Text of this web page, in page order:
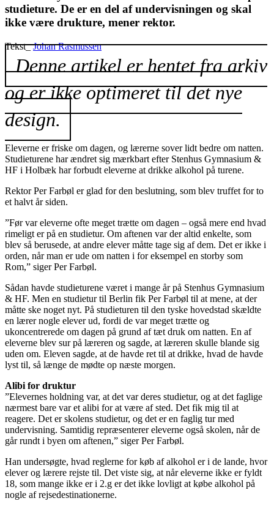
studieture. De er en del af undervisningen og skal
ikke være drukture, mener rektor.
Tekst_Johan Rasmussen
Denne artikel er hentet fra arkiv
og er ikke optimeret til det nye
design.
Eleverne er friske om dagen, og lærerne sover lidt bedre om natten.
Studieturene har ændret sig mærkbart efter Stenhus Gymnasium &
HF i Holbæk har forbudt eleverne at drikke alkohol på turene.
Rektor Per Farbøl er glad for den beslutning, som blev truffet for to
et halvt år siden.
”Før var eleverne ofte meget trætte om dagen – også mere end hvad
rimeligt er på en studietur. Om aftenen var der altid enkelte, som
blev så berusede, at andre elever måtte tage sig af dem. Det er ikke i
orden, når man er ude om natten i for eksempel en storby som
Rom,” siger Per Farbøl.
Sådan havde studieturene været i mange år på Stenhus Gymnasium
& HF. Men en studietur til Berlin fik Per Farbøl til at mene, at der
måtte ske noget nyt. På studieturen til den tyske hovedstad skældte
en lærer nogle elever ud, fordi de var meget trætte og
ukoncentrerede om dagen på grund af tæt druk om natten. En af
eleverne blev sur på læreren og sagde, at læreren skulle blande sig
uden om. Eleven sagde, at de havde ret til at drikke, hvad de havde
lyst til, så længe de mødte op næste morgen.
Alibi for druktur
”Elevernes holdning var, at det var deres studietur, og at det faglige
nærmest bare var et alibi for at være af sted. Det fik mig til at
reagere. Det er skolens studietur, og det er en faglig tur med
undervisning. Samtidig repræsenterer eleverne også skolen, når de
går rundt i byen om aftenen,” siger Per Farbøl.
Han undersøgte, hvad reglerne for køb af alkohol er i de lande, hvor
elever og lærere rejste til. Det viste sig, at når eleverne ikke er fyldt
18, som mange ikke er i 2.g er det ikke lovligt at købe alkohol på
nogle af rejsedestinationerne.